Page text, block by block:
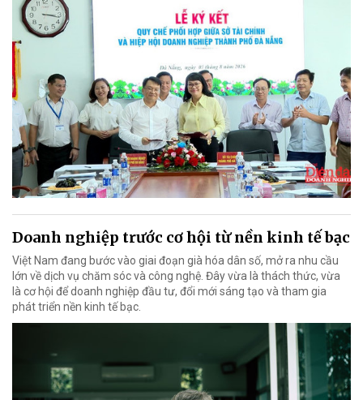
Doanh nghiệp trước cơ hội từ nền kinh tế bạc
Việt Nam đang bước vào giai đoạn già hóa dân số, mở ra nhu cầu
lớn về dịch vụ chăm sóc và công nghệ. Đây vừa là thách thức, vừa
là cơ hội để doanh nghiệp đầu tư, đổi mới sáng tạo và tham gia
phát triển nền kinh tế bạc.